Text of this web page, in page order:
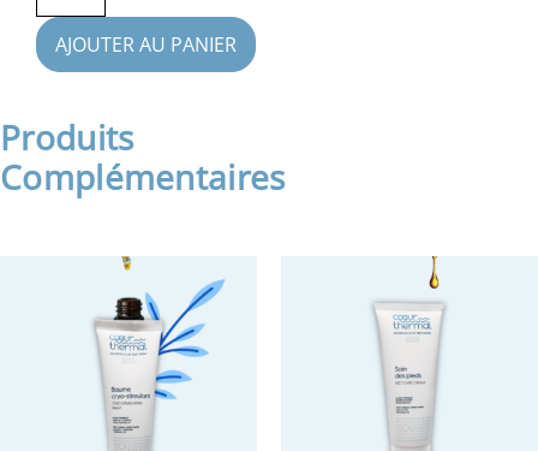
AJOUTER AU PANIER